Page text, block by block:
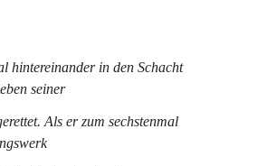
hintereinander in den Schacht
seiner
Als er zum sechstenmal